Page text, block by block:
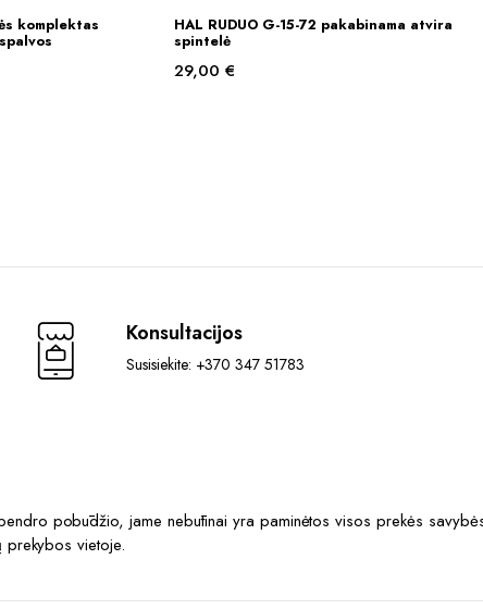
komplektas Į KREPŠELĮ
HAL RUDUO G-15-72 pakabinama atvira
spintelė
29,00 €
Konsultacijos
Susisiekite: +370 347 51783
pobūdžio, jame nebūtinai yra paminėtos visos prekės
prekybos vietoje.